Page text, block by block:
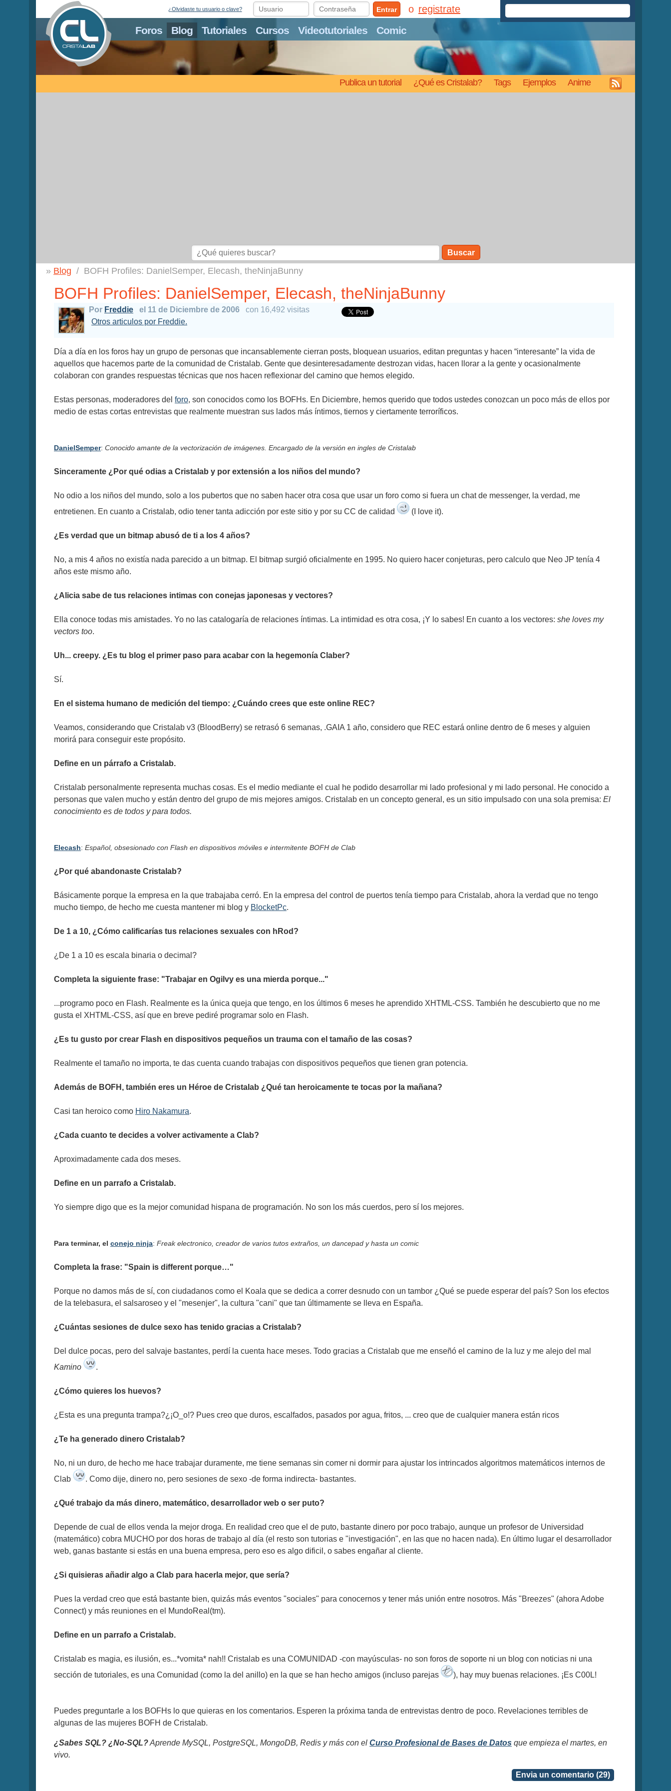
Foros Blog Tutoriales Cursos Videotutoriales Comic
Publica un tutorial ¿Qué es Cristalab? Tags Ejemplos Anime
¿Olvidaste tu usuario o clave? Entrar registrate
Buscar
Blog BOFH Profiles: DanielSemper, Elecash, theNinjaBunny
BOFH Profiles: DanielSemper, Elecash, theNinjaBunny
Por Freddie el 11 de Diciembre de 2006
con 16,492 visitas
Otros articulos por Freddie.
Día a día en los foros hay un grupo de personas que incansablemente cierran posts, bloquean usuarios, editan preguntas y hacen “interesante” la vida de
aquellos que hacemos parte de la comunidad de Cristalab. Gente que desinteresadamente destrozan vidas, hacen llorar a la gente y ocasionalmente
colaboran con grandes respuestas técnicas que nos hacen reflexionar del camino que hemos elegido.
Estas personas, moderadores del foro, son conocidos como los BOFHs. En Diciembre, hemos querido que todos ustedes conozcan un poco más de ellos por
medio de estas cortas entrevistas que realmente muestran sus lados más íntimos, tiernos y ciertamente terroríficos.
DanielSemper: Conocido amante de la vectorización de imágenes. Encargado de la versión en ingles de Cristalab
Sinceramente ¿Por qué odias a Cristalab y por extensión a los niños del mundo?
No odio a los niños del mundo, solo a los pubertos que no saben hacer otra cosa que usar un foro como si fuera un chat de messenger, la verdad, me
entretienen. En cuanto a Cristalab, odio tener tanta adicción por este sitio y por su CC de calidad
(I love it).
¿Es verdad que un bitmap abusó de ti a los 4 años?
No, a mis 4 años no existía nada parecido a un bitmap. El bitmap surgió oficialmente en 1995. No quiero hacer conjeturas, pero calculo que Neo JP tenía 4
años este mismo año.
¿Alicia sabe de tus relaciones intimas con conejas japonesas y vectores?
Ella conoce todas mis amistades. Yo no las catalogaría de relaciones íntimas. La intimidad es otra cosa, ¡Y lo sabes! En cuanto a los vectores: she loves my
vectors too.
Uh... creepy. ¿Es tu blog el primer paso para acabar con la hegemonía Claber?
Sí.
En el sistema humano de medición del tiempo: ¿Cuándo crees que este online REC?
Veamos, considerando que Cristalab v3 (BloodBerry) se retrasó 6 semanas, .GAIA 1 año, considero que REC estará online dentro de 6 meses y alguien
morirá para conseguir este propósito.
Define en un párrafo a Cristalab.
Cristalab personalmente representa muchas cosas. Es el medio mediante el cual he podido desarrollar mi lado profesional y mi lado personal. He conocido a
personas que valen mucho y están dentro del grupo de mis mejores amigos. Cristalab en un concepto general, es un sitio impulsado con una sola premisa: El
conocimiento es de todos y para todos.
Elecash: Español, obsesionado con Flash en dispositivos móviles e intermitente BOFH de Clab
¿Por qué abandonaste Cristalab?
Básicamente porque la empresa en la que trabajaba cerró. En la empresa del control de puertos tenía tiempo para Cristalab, ahora la verdad que no tengo
mucho tiempo, de hecho me cuesta mantener mi blog y BlocketPc.
De 1 a 10, ¿Cómo calificarías tus relaciones sexuales con hRod?
¿De 1 a 10 es escala binaria o decimal?
Completa la siguiente frase: "Trabajar en Ogilvy es una mierda porque..."
...programo poco en Flash. Realmente es la única queja que tengo, en los últimos 6 meses he aprendido XHTML-CSS. También he descubierto que no me
gusta el XHTML-CSS, así que en breve pediré programar solo en Flash.
¿Es tu gusto por crear Flash en dispositivos pequeños un trauma con el tamaño de las cosas?
Realmente el tamaño no importa, te das cuenta cuando trabajas con dispositivos pequeños que tienen gran potencia.
Además de BOFH, también eres un Héroe de Cristalab ¿Qué tan heroicamente te tocas por la mañana?
Casi tan heroico como Hiro Nakamura.
¿Cada cuanto te decides a volver activamente a Clab?
Aproximadamente cada dos meses.
Define en un parrafo a Cristalab.
Yo siempre digo que es la mejor comunidad hispana de programación. No son los más cuerdos, pero sí los mejores.
Para terminar, el conejo ninja: Freak electronico, creador de varios tutos extraños, un dancepad y hasta un comic
Completa la frase: "Spain is different porque…"
Porque no damos más de sí, con ciudadanos como el Koala que se dedica a correr desnudo con un tambor ¿Qué se puede esperar del país? Son los efectos
de la telebasura, el salsaroseo y el "mesenjer", la cultura "cani" que tan últimamente se lleva en España.
¿Cuántas sesiones de dulce sexo has tenido gracias a Cristalab?
Del dulce pocas, pero del salvaje bastantes, perdí la cuenta hace meses. Todo gracias a Cristalab que me enseñó el camino de la luz y me alejo del mal
Kamino
.
¿Cómo quieres los huevos?
¿Esta es una pregunta trampa?¿¡O_o!? Pues creo que duros, escalfados, pasados por agua, fritos, ... creo que de cualquier manera están ricos
¿Te ha generado dinero Cristalab?
No, ni un duro, de hecho me hace trabajar duramente, me tiene semanas sin comer ni dormir para ajustar los intrincados algoritmos matemáticos internos de
Clab
. Como dije, dinero no, pero sesiones de sexo -de forma indirecta- bastantes.
¿Qué trabajo da más dinero, matemático, desarrollador web o ser puto?
Depende de cual de ellos venda la mejor droga. En realidad creo que el de puto, bastante dinero por poco trabajo, aunque un profesor de Universidad
(matemático) cobra MUCHO por dos horas de trabajo al día (el resto son tutorias e "investigación", en las que no hacen nada). En último lugar el desarrollador
web, ganas bastante si estás en una buena empresa, pero eso es algo dificil, o sabes engañar al cliente.
¿Si quisieras añadir algo a Clab para hacerla mejor, que sería?
Pues la verdad creo que está bastante bien, quizás más eventos "sociales" para conocernos y tener más unión entre nosotros. Más "Breezes" (ahora Adobe
Connect) y más reuniones en el MundoReal(tm).
Define en un parrafo a Cristalab.
Cristalab es magia, es ilusión, es...*vomita* nah!! Cristalab es una COMUNIDAD -con mayúsculas- no son foros de soporte ni un blog con noticias ni una
sección de tutoriales, es una Comunidad (como la del anillo) en la que se han hecho amigos (incluso parejas
), hay muy buenas relaciones. ¡Es C00L!
Puedes preguntarle a los BOFHs lo que quieras en los comentarios. Esperen la próxima tanda de entrevistas dentro de poco. Revelaciones terribles de
algunas de las mujeres BOFH de Cristalab.
¿Sabes SQL? ¿No-SQL?Aprende MySQL, PostgreSQL, MongoDB, Redis y más con el Curso Profesional de Bases de Datos que empieza el martes, en
vivo.
Envia un comentario (29)